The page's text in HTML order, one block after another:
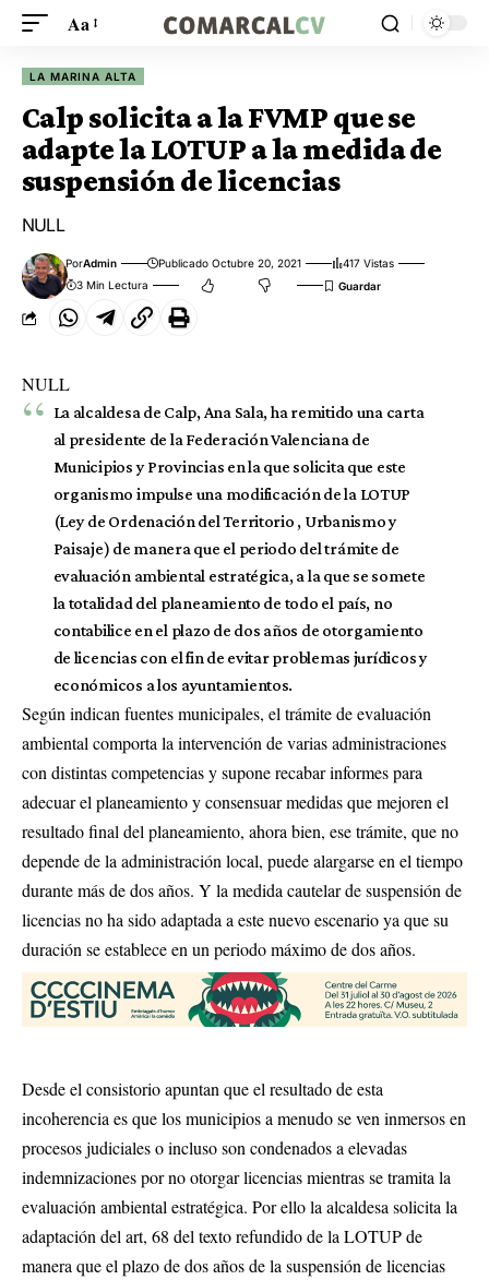
Aa
LA MARINA ALTA
Calp solicita a la FVMP que se
adapte la LOTUP a la medida de
suspensión de licencias
NULL
PorAdmin Publicado Octubre 20, 2021
417 Vistas
3 Min Lectura
NULL
La alcaldesa de Calp, Ana Sala, ha remitido una carta
al presidente de la Federación Valenciana de
Municipios y Provincias en la que solicita que este
organismo impulse una modificación de la LOTUP
(Ley de Ordenación del Territorio , Urbanismo y
Paisaje) de manera que el periodo del trámite de
evaluación ambiental estratégica, a la que se somete
la totalidad del planeamiento de todo el país, no
contabilice en el plazo de dos años de otorgamiento
de licencias con el fin de evitar problemas jurídicos y
económicos a los ayuntamientos.
Según indican fuentes municipales, el trámite de evaluación
ambiental comporta la intervención de varias administraciones
con distintas competencias y supone recabar informes para
adecuar el planeamiento y consensuar medidas que mejoren el
resultado final del planeamiento, ahora bien, ese trámite, que no
depende de la administración local, puede alargarse en el tiempo
durante más de dos años. Y la medida cautelar de suspensión de
licencias no ha sido adaptada a este nuevo escenario ya que su
duración se establece en un periodo máximo de dos años.
Desde el consistorio apuntan que el resultado de esta
incoherencia es que los municipios a menudo se ven inmersos en
procesos judiciales o incluso son condenados a elevadas
indemnizaciones por no otorgar licencias mientras se tramita la
evaluación ambiental estratégica. Por ello la alcaldesa solicita la
adaptación del art, 68 del texto refundido de la LOTUP de
manera que el plazo de dos años de la suspensión de licencias